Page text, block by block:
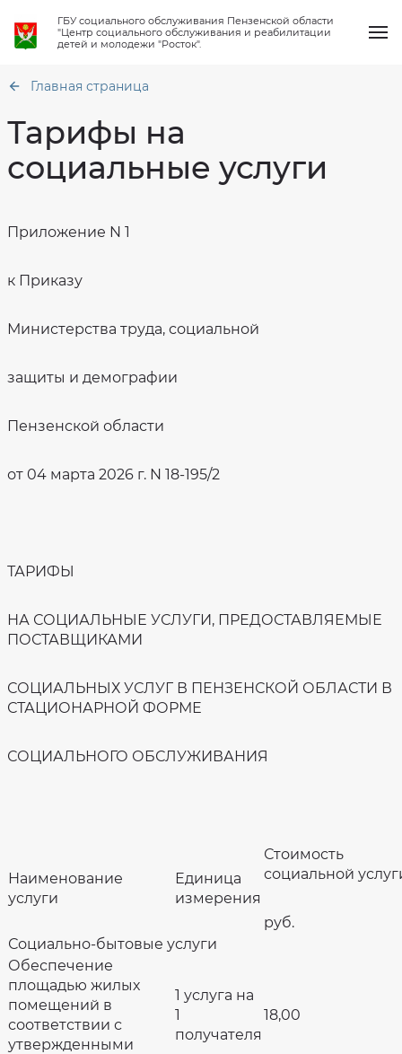
ГБУ социального обслуживания Пензенской области
"Центр социального обслуживания и реабилитации
детей и молодежи "Росток".
О нас
Структура
организации
техническое
обеспечение
хозяйственная
деятельность
проверках
Образовательная
деятельность
труда
Лицензии
документы
Попечительский
совет
Внутренний
качества
сайте
Акт
Тарифы
социальных
услуг
получателей
социальных
Объем
предоставляемых
социальных
услуг.
муниципальных
услуг
Количество
учреждении
Контакты
Главная страница
Тарифы на
социальные услуги
Приложение N 1
к Приказу
Министерства труда, социальной
защиты и демографии
Пензенской области
от 04 марта 2026 г. N 18-195/2
ТАРИФЫ
НА СОЦИАЛЬНЫЕ УСЛУГИ, ПРЕДОСТАВЛЯЕМЫЕ
ПОСТАВЩИКАМИ
СОЦИАЛЬНЫХ УСЛУГ В ПЕНЗЕНСКОЙ ОБЛАСТИ В
СТАЦИОНАРНОЙ ФОРМЕ
СОЦИАЛЬНОГО ОБСЛУЖИВАНИЯ
Наименование
услуги
Единица
измерения
Стоимость
социальной
руб.
Социально-бытовые услуги
Обеспечение
площадью жилых
помещений в
соответствии с
утвержденными
1 услуга на
1
получателя
18,00